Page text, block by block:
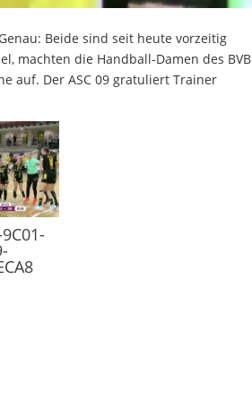
Beide sind seit heute vorzeitig
machten die Handball-Damen des BVB
auf. Der ASC 09 gratuliert Trainer